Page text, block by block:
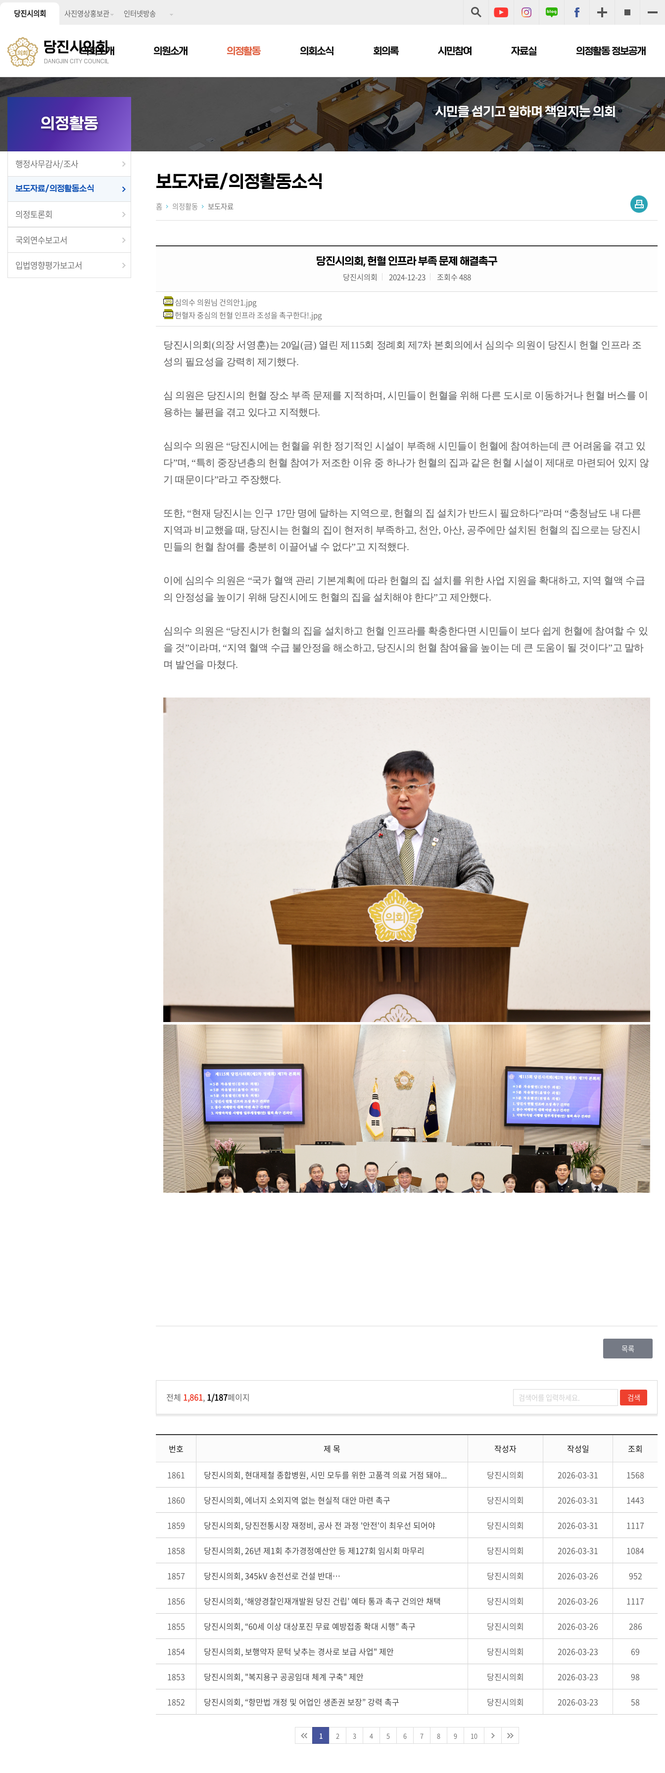
당진시의회 사진영상홍보관 인터넷방송
의회소개 의원소개 의정활동 의회소식 회의록 시민참여 자료실 의정활동 정보공개
시민을 섬기고 일하며 책임지는 의회
의정활동
행정사무감사/조사
보도자료/의정활동소식
의정토론회
국외연수보고서
입법영향평가보고서
홈 의정활동 보도자료
보도자료/의정활동소식
당진시의회, 헌혈 인프라 부족 문제 해결촉구
당진시의회 2024-12-23 조회수 488
심의수 의원님 건의안1.jpg
헌혈자 중심의 헌혈 인프라 조성을 촉구한다!.jpg
당진시의회 (의장 서영훈)는 20일(금) 열린 제 115회 정례회 제 7차 본회의에서 심의수 의원이 당진시 헌혈 인프라 조
성의 필요성을 강력히 제기했다.
심 의원은 당진시의 헌혈 장소 부족 문제를 지적하며 , 시민들이 헌혈을 위해 다른 도시로 이동하거나 헌혈 버스를 이
용하는 불편을 겪고 있다고 지적했다.
심의수 의원은 “당진시에는 헌혈을 위한 정기적인 시설이 부족해 시민들이 헌혈에 참여하는데 큰 어려움을 겪고 있
다”며 , “특히 중장년층의 헌혈 참여가 저조한 이유 중 하나가 헌혈의 집과 같은 헌혈 시설이 제대로 마련되어 있지 않
기 때문이다”라고 주장했다.
또한, “현재 당진시는 인구 17만 명에 달하는 지역으로, 헌혈의 집 설치가 반드시 필요하다”라며 “충청남도 내 다른
지역과 비교했을 때 , 당진시는 헌혈의 집이 현저히 부족하고, 천안, 아산, 공주에만 설치된 헌혈의 집으로는 당진시
민들의 헌혈 참여를 충분히 이끌어낼 수 없다”고 지적했다.
이에 심의수 의원은 “국가 혈액 관리 기본계획에 따라 헌혈의 집 설치를 위한 사업 지원을 확대하고, 지역 혈액 수급
의 안정성을 높이기 위해 당진시에도 헌혈의 집을 설치해야 한다”고 제안했다.
심의수 의원은 “당진시가 헌혈의 집을 설치하고 헌혈 인프라를 확충한다면 시민들이 보다 쉽게 헌혈에 참여할 수 있
을 것”이라며, “지역 혈액 수급 불안정을 해소하고, 당진시의 헌혈 참여율을 높이는 데 큰 도움이 될 것이다”고 말하
며 발언을 마쳤다.
목록
전체 1,861, 1/187페이지
번호 제 목 작성자 작성일 조회
1861 당진시의회, 현대제철 종합병원, 시민 모두를 위한 고품격 의료 거점 돼야... 당진시의회 2026-03-31 1568
1860 당진시의회, 에너지 소외지역 없는 현실적 대안 마련 촉구 당진시의회 2026-03-31 1443
1859 당진시의회, 당진전통시장 재정비, 공사 전 과정 '안전'이 최우선 되어야 당진시의회 2026-03-31 1117
1858 당진시의회, 26년 제1회 추가경정예산안 등 제127회 임시회 마무리 당진시의회 2026-03-31 1084
1857 당진시의회, 345kV 송전선로 건설 반대… 당진시의회 2026-03-26 952
1856 당진시의회, ‘해양경찰인재개발원 당진 건립’ 예타 통과 촉구 건의안 채택 당진시의회 2026-03-26 1117
1855 당진시의회, “60세 이상 대상포진 무료 예방접종 확대 시행” 촉구 당진시의회 2026-03-26 286
1854 당진시의회, 보행약자 문턱 낮추는 경사로 보급 사업" 제안 당진시의회 2026-03-23 69
1853 당진시의회, "복지용구 공공임대 체계 구축" 제안 당진시의회 2026-03-23 98
1852 당진시의회, “항만법 개정 및 어업인 생존권 보장” 강력 촉구 당진시의회 2026-03-23 58
1 2 3 4 5 6 7 8 9 10